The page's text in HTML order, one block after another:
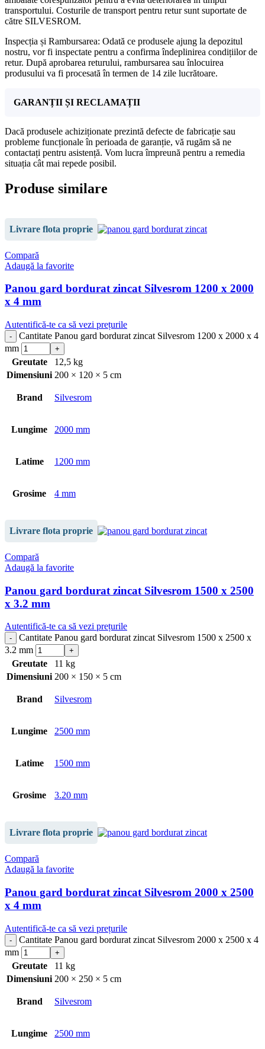
transportului. Costurile de transport pentru retur sunt suportate de
către SILVESROM.
Inspecția și Rambursarea: Odată ce produsele ajung la depozitul
nostru, vor fi inspectate pentru a confirma îndeplinirea condițiilor de
retur. După aprobarea returului, rambursarea sau înlocuirea
produsului va fi procesată în termen de 14 zile lucrătoare.
GARANȚII ȘI RECLAMAȚII
Dacă produsele achiziționate prezintă defecte de fabricație sau
probleme funcționale în perioada de garanție, vă rugăm să ne
contactați pentru asistență. Vom lucra împreună pentru a remedia
situația cât mai repede posibil.
Produse similare
Livrare flota proprie
Compară
Adaugă la favorite
Panou gard bordurat zincat Silvesrom 1200 x 2000
x 4 mm
Autentifică-te ca să vezi prețurile
Cantitate Panou gard bordurat zincat Silvesrom 1200 x 2000 x 4
mm
Greutate
12,5 kg
Dimensiuni 200 × 120 × 5 cm
Brand Silvesrom
Lungime 2000 mm
Latime 1200 mm
Grosime 4 mm
Livrare flota proprie
Compară
Adaugă la favorite
Panou gard bordurat zincat Silvesrom 1500 x 2500
x 3.2 mm
Autentifică-te ca să vezi prețurile
Cantitate Panou gard bordurat zincat Silvesrom 1500 x 2500 x
3.2 mm
Greutate
11 kg
Dimensiuni 200 × 150 × 5 cm
Brand Silvesrom
Lungime 2500 mm
Latime 1500 mm
Grosime 3.20 mm
Livrare flota proprie
Compară
Adaugă la favorite
Panou gard bordurat zincat Silvesrom 2000 x 2500
x 4 mm
Autentifică-te ca să vezi prețurile
Cantitate Panou gard bordurat zincat Silvesrom 2000 x 2500 x 4
mm
Greutate
11 kg
Dimensiuni 200 × 250 × 5 cm
Brand Silvesrom
Lungime 2500 mm